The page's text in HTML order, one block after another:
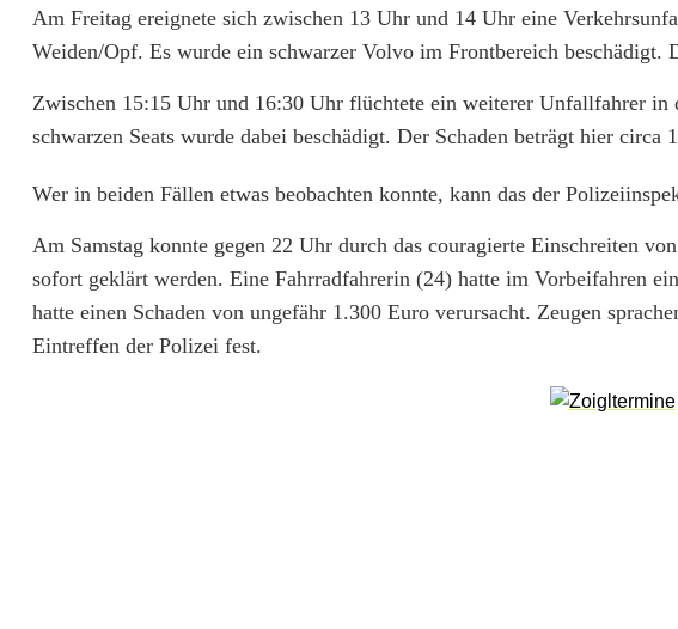
h
e
e
U
n
f
Am Freitag ereignete sich zwischen 13 Uhr und 14 Uhr eine
Weiden/Opf. Es wurde ein schwarzer Volvo im Frontbereich beschädigt.
Zwischen 15:15 Uhr und 16:30 Uhr flüchtete ein weiterer Unfallfahrer
schwarzen Seats wurde dabei beschädigt. Der Schaden beträgt hier circa
Wer in beiden Fällen etwas beobachten konnte, kann das der
Am Samstag konnte gegen 22 Uhr durch das couragierte Einschreiten
sofort geklärt werden. Eine Fahrradfahrerin (24) hatte im Vorbeifahren
hatte einen Schaden von ungefähr 1.300 Euro verursacht. Zeugen
Eintreffen der Polizei fest.